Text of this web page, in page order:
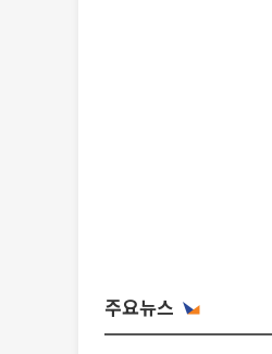
주요뉴스